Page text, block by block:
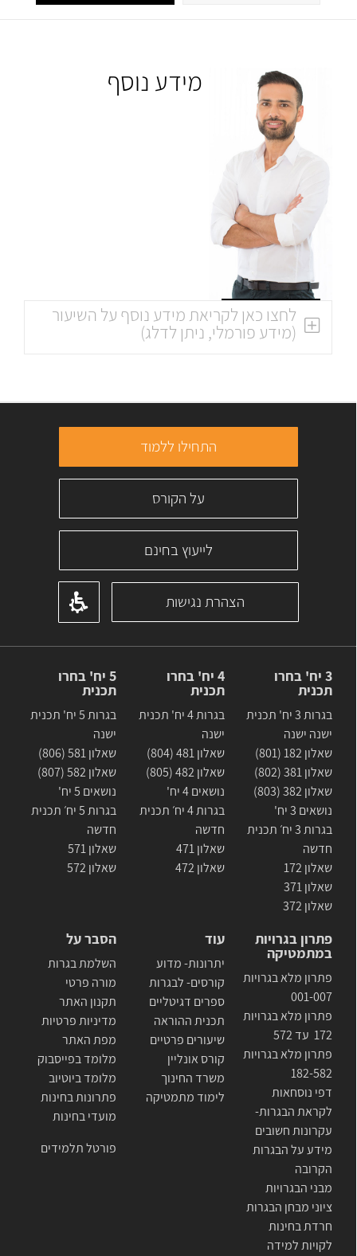
מידע נוסף
לחצו כאן לקריאת מידע נוסף על השיעור
(מידע פורמלי, ניתן לדלג)
התחילו ללמוד
על הקורס
לייעוץ בחינם
הצהרת נגישות
3 יח' בחרו
תכנית
בגרות 3 יח' תכנית
ישנה ישנה
שאלון 182 (801)
שאלון 381 (802)
שאלון 382 (803)
נושאים 3 יח'
בגרות 3 יח׳ תכנית
חדשה
שאלון 172
שאלון 371
שאלון 372
4 יח' בחרו
תכנית
בגרות 4 יח' תכנית
ישנה
שאלון 481 (804)
שאלון 482 (805)
נושאים 4 יח'
בגרות 4 יח׳ תכנית
חדשה
שאלון 471
שאלון 472
5 יח' בחרו
תכנית
בגרות 5 יח' תכנית
ישנה
שאלון 581 (806)
שאלון 582 (807)
נושאים 5 יח'
בגרות 5 יח׳ תכנית
חדשה
שאלון 571
שאלון 572
פתרון בגרויות
במתמטיקה
פתרון מלא בגרויות
001-007
פתרון מלא בגרויות
172 עד 572
פתרון מלא בגרויות
182-582
דפי נוסחאות
לקראת הבגרות-
עקרונות חשובים
מידע על הבגרות
הקרובה
מבני הבגרויות
ציוני מבחן הבגרות
חרדת בחינות
לקויות למידה
עוד
יתרונות- מדוע
קורסים- לבגרות
ספרים דגיטליים
תכנית ההוראה
שיעורים פרטיים
קורס אונליין
משרד החינוך
לימוד מתמטיקה
הסבר על
השלמת בגרות
מורה פרטי
תקנון האתר
מדיניות פרטיות
מפת האתר
מלומד בפייסבוק
מלומד ביוטיוב
פתרונות בחינות
מועדי בחינות
פורטל תלמידים